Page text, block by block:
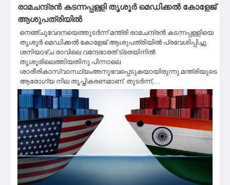
രാമചന്ദ്രന്‍ കടന്നപ്പള്ളി തൃശൂര്‍ മെഡിക്കല്‍ കോളേജ്
ആശുപത്രിയില്‍
നെഞ്ചുവേദനയെത്തുടര്‍ന്ന് മന്ത്രി രാമചന്ദ്രന്‍ കടന്നപ്പള്ളിയെ
തൃശൂര്‍ മെഡിക്കല്‍ കോളേജ് ആശുപത്രിയില്‍ പ്രവേശിപ്പിച്ചു.
ശനിയാഴ്ച രാവിലെ വന്ദേഭാരത് ട്രെയിനില്‍
തൃശൂരിലെത്തിയതിനു പിന്നാലെ
ശാരീരികാസ്വാസ്ഥ്യംഅനുഭവപ്പെടുകയായിരുന്നു.മന്ത്രിയുടെ
ആരോഗ്യ നില തൃപ്തികരണമാണ്. തുടര്‍ന്ന്,…